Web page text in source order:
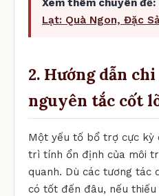
Xem thêm chuyên đề:
Lạt: Quà Ngon, Đặc
2. Hướng dẫn
nguyên tắc cốt
Một yếu tố bổ trợ cực kỳ
trì tính ổn định của môi
quanh. Dù các tương tác
có tốt đến đâu, nếu